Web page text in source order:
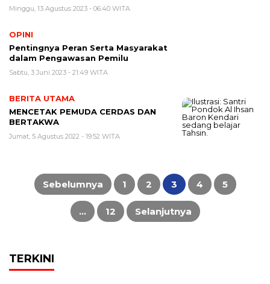
Minggu, 13 Agustus 2023 - 06:40 WITA
OPINI
Pentingnya Peran Serta Masyarakat
dalam Pengawasan Pemilu
Sabtu, 3 Juni 2023 - 21:49 WITA
BERITA UTAMA
MENCETAK PEMUDA CERDAS DAN
BERTAKWA
Jumat, 5 Agustus 2022 - 19:52 WITA
Paginasi
posSebelumnya 1 2 3 4 5
… 12 Selanjutnya
TERKINI